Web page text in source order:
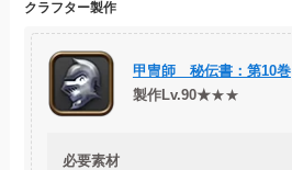
クラフター製作
甲冑師 秘伝書：第10巻
製作Lv.90★★★
必要素材